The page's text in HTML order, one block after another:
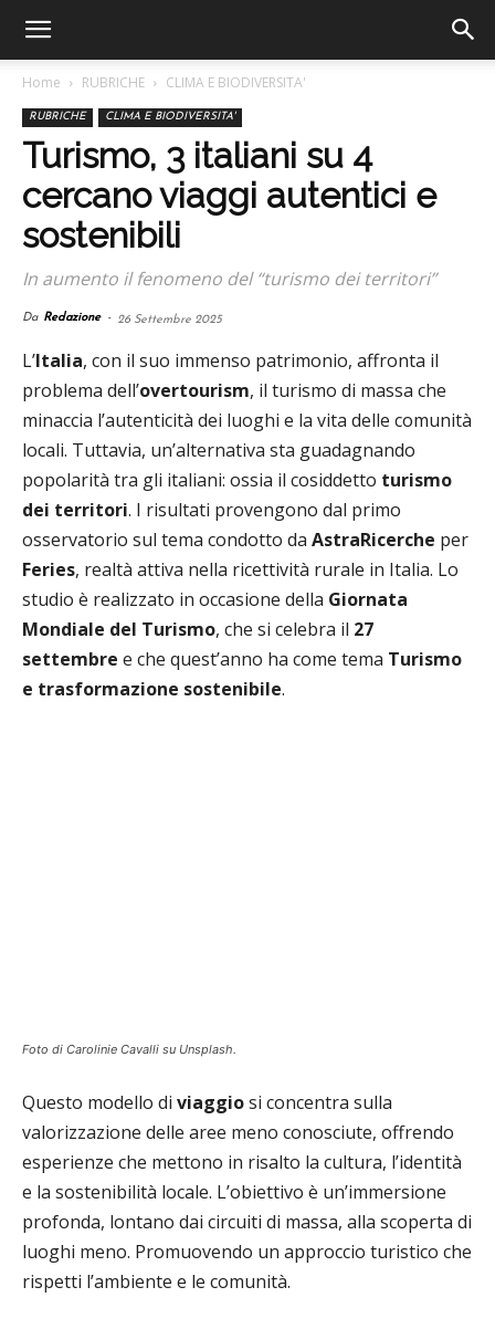
Home RUBRICHE CLIMA E BIODIVERSITA'
RUBRICHE CLIMA E BIODIVERSITA'
Turismo, 3 italiani su 4
cercano viaggi autentici e
sostenibili
In aumento il fenomeno del “turismo dei territori”
Da Redazione - 26 Settembre 2025
L’Italia, con il suo immenso patrimonio, affronta il
problema dell’overtourism, il turismo di massa che
minaccia l’autenticità dei luoghi e la vita delle comunità
locali. Tuttavia, un’alternativa sta guadagnando
popolarità tra gli italiani: ossia il cosiddetto turismo
dei territori. I risultati provengono dal primo
osservatorio sul tema condotto da AstraRicerche per
Feries, realtà attiva nella ricettività rurale in Italia. Lo
studio è realizzato in occasione della Giornata
Mondiale del Turismo, che si celebra il 27
settembre e che quest’anno ha come tema Turismo
e trasformazione sostenibile.
Foto di Carolinie Cavalli su Unsplash.
Questo modello di viaggiosi concentra sulla
valorizzazione delle aree meno conosciute, offrendo
esperienze che mettono in risalto la cultura, l’identità
e la sostenibilità locale. L’obiettivo è un’immersione
profonda, lontano dai circuiti di massa, alla scoperta di
luoghi meno. Promuovendo un approccio turistico che
rispetti l’ambiente e le comunità.